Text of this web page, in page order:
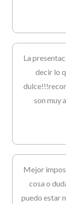
La
decir lo
son muy
Mejor
cosa o
puedo estar